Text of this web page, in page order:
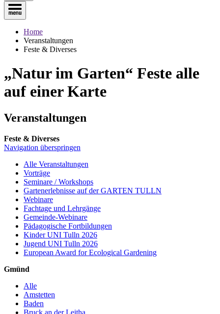
Home
Veranstaltungen
Feste & Diverses
„Natur im Garten“ Feste alle
auf einer Karte
Veranstaltungen
Feste & Diverses
Navigation überspringen
Alle Veranstaltungen
Vorträge
Seminare / Workshops
Gartenerlebnisse auf der GARTEN TULLN
Webinare
Fachtage und Lehrgänge
Gemeinde-Webinare
Pädagogische Fortbildungen
Kinder UNI Tulln 2026
Jugend UNI Tulln 2026
European Award for Ecological Gardening
Gmünd
Alle
Amstetten
Baden
Bruck an der Leitha